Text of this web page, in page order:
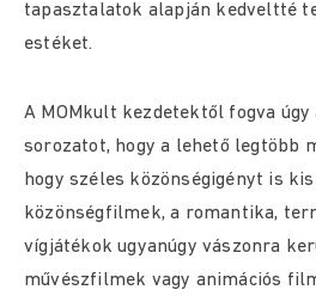
tapasztalatok alapján kedveltté
estéket.
A MOMkult kezdetektől fogva
sorozatot, hogy a lehető legtöbb
hogy széles közönségigényt is
közönségfilmek, a romantika,
vígjátékok ugyanúgy vászonra
művészfilmek vagy animációs